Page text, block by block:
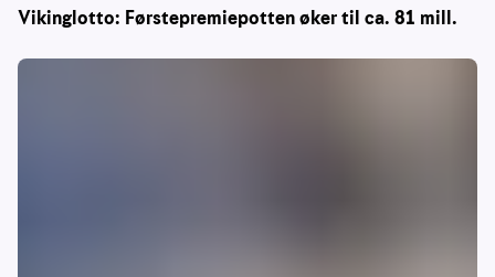
Vikinglotto: Førstepremiepotten øker til ca. 81 mill.